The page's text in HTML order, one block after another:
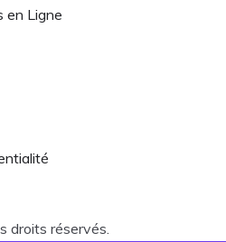
en Ligne
droits réservés.